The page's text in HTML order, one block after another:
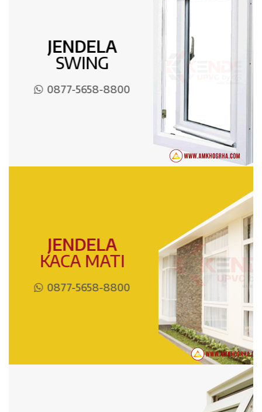
JENDELA
SWING
0877-5658-8800
JENDELA
KACA MATI
0877-5658-8800